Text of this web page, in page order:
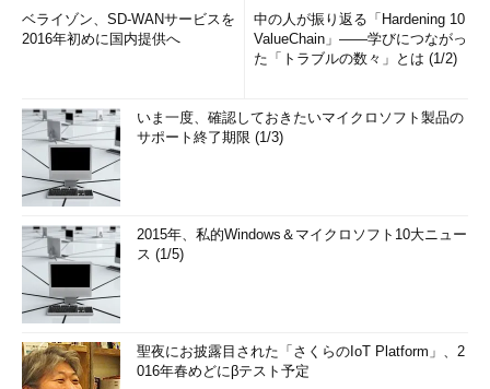
ベライゾン、SD-WANサービスを
2016年初めに国内提供へ
中の人が振り返る「Hardening 10
ValueChain」――学びにつながっ
た「トラブルの数々」とは (1/2)
いま一度、確認しておきたいマイクロソフト製品の
サポート終了期限 (1/3)
2015年、私的Windows＆マイクロソフト10大ニュー
ス (1/5)
聖夜にお披露目された「さくらのIoT Platform」、2
016年春めどにβテスト予定